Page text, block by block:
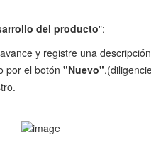
del producto":
y registre una
por el botón "Nuevo"